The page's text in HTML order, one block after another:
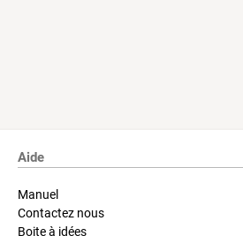
Aide
Manuel
Contactez nous
Boite à idées